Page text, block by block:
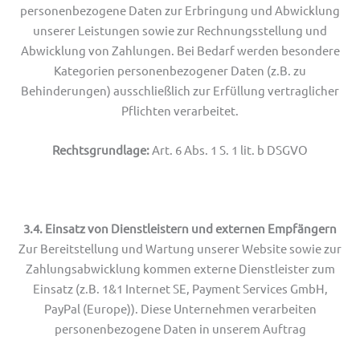
personenbezogene Daten zur Erbringung und Abwicklung
unserer Leistungen sowie zur Rechnungsstellung und
Abwicklung von Zahlungen. Bei Bedarf werden besondere
Kategorien personenbezogener Daten (z.B. zu
Behinderungen) ausschließlich zur Erfüllung vertraglicher
Pflichten verarbeitet.
Rechtsgrundlage:Art. 6 Abs. 1 S. 1 lit. b DSGVO
3.4. Einsatz von Dienstleistern und externen Empfängern
Zur Bereitstellung und Wartung unserer Website sowie zur
Zahlungsabwicklung kommen externe Dienstleister zum
Einsatz (z.B. 1&1 Internet SE, Payment Services GmbH,
PayPal (Europe)). Diese Unternehmen verarbeiten
personenbezogene Daten in unserem Auftrag